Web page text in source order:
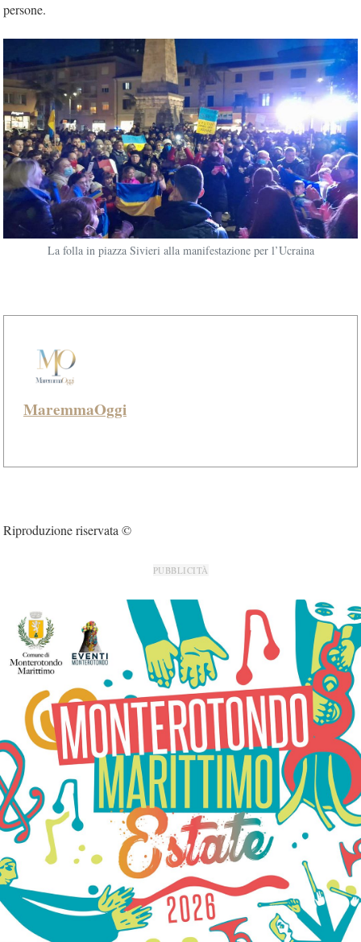
persone.
La folla in piazza Sivieri alla manifestazione per l’Ucraina
MaremmaOggi
Riproduzione riservata ©
PUBBLICITÀ